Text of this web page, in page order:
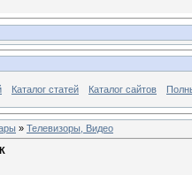
Каталог статей Каталог сайтов
» Телевизоры, Видео